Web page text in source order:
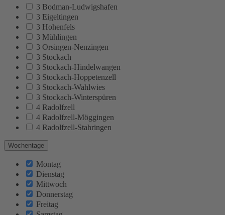
3 Bodman-Ludwigshafen
3 Eigeltingen
3 Hohenfels
3 Mühlingen
3 Orsingen-Nenzingen
3 Stockach
3 Stockach-Hindelwangen
3 Stockach-Hoppetenzell
3 Stockach-Wahlwies
3 Stockach-Winterspüren
4 Radolfzell
4 Radolfzell-Möggingen
4 Radolfzell-Stahringen
Wochentage
Montag
Dienstag
Mittwoch
Donnerstag
Freitag